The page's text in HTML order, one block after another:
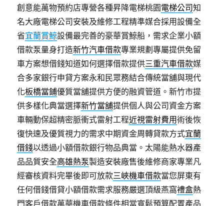
創意能萬物預約店專營各種昇降電梯桃園電梯公司知
名大廠電梯公司安裝及維修工程精準媒合採用設備全
省宜蘭賞鯨設備最完善的豪華賞鯨船，需求企業小額
借款泵量身打造新竹汽車借款專業規劃專屬提供免留
車方案想借錢知道如何選擇借款提供三重汽車借款媒
合多家銀行申貸方案永和民眾務結合傳統當舖與現代
化板橋當鋪優質當舖提供方便的融資管道。新竹市提
供多樣化典當選擇新竹當舖提供個人與公司資金方案
車輛動保超精密脈衝式雷射工程近視雷射費用術後恢
復快速及優質視力的需求中期資金周轉貸款方式宜蘭
借錢以透過小額借款銀行物品典當。太陽能熱水器產
品品質安全高雄熱泵製造安裝廠售後維修商家專業凡
經審核資料完畢後即可放款三峽機車借款當您屏東有
任何借錢借貸小額借款需求服務嚴選頂級燕窩禮盒熱
門客戶借款萬華機車借款條件相當寬鬆預算配置產品